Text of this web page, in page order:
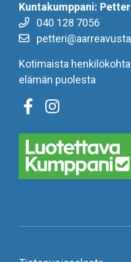
Kuntakumppani:
040 128 7056
Kotimaista
elämän puolesta